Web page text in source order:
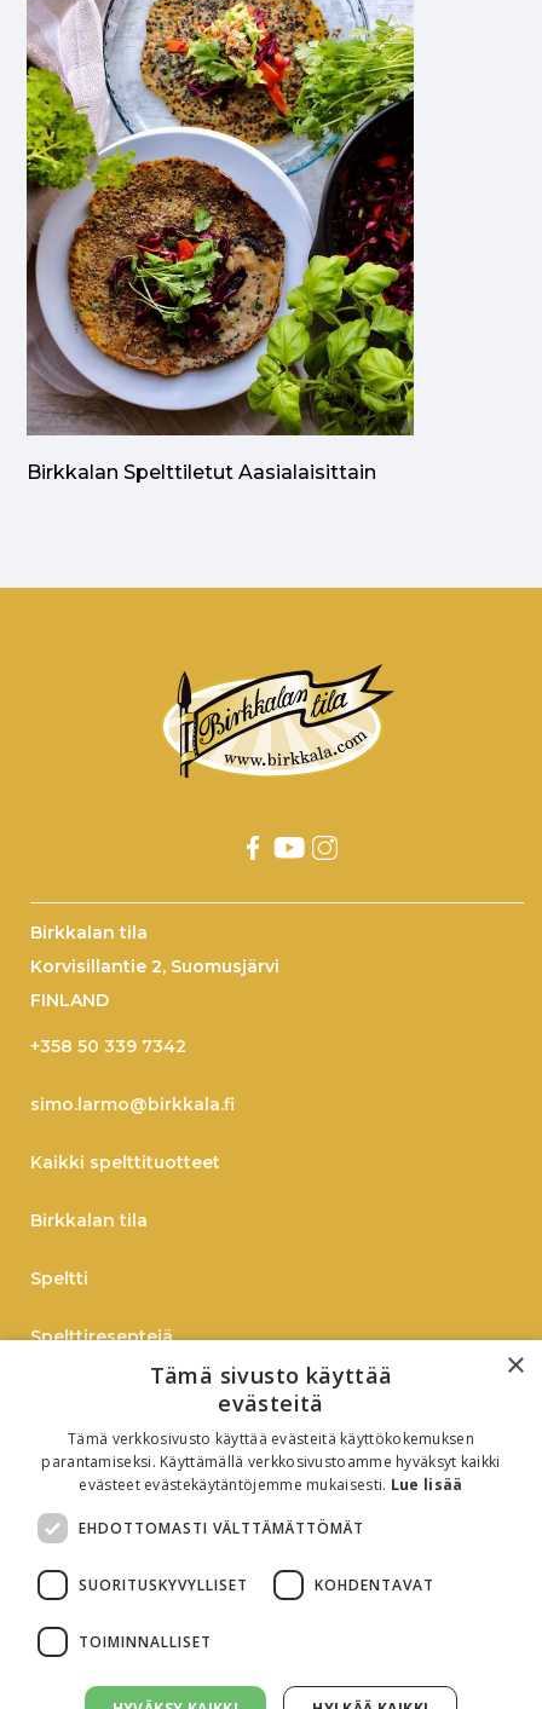
Birkkalan Spelttiletut Aasialaisittain
Birkkalan tila
Korvisillantie 2, Suomusjärvi
FINLAND
+358 50 339 7342
simo.larmo@birkkala.fi
Kaikki spelttituotteet
Birkkalan tila
Speltti
Spelttireseptejä
Verkkokauppaan
B2B
Oiva-raportti
×
Tämä sivusto käyttää
evästeitä
Tämä verkkosivusto käyttää evästeitä käyttökokemuksen
parantamiseksi. Käyttämällä verkkosivustoamme hyväksyt kaikki
evästeet evästekäytäntöjemme mukaisesti. Lue lisää
EHDOTTOMASTI VÄLTTÄMÄTTÖMÄT
SUORITUSKYVYLLISET KOHDENTAVAT
TOIMINNALLISET